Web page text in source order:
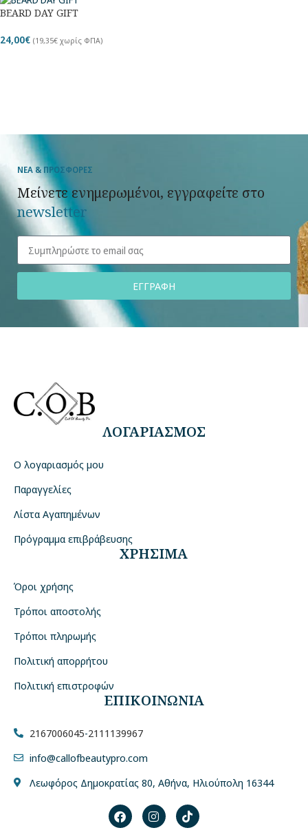
BEARD DAY GIFT
24,00€ (19,35€ χωρίς ΦΠΑ)
ΝΕΑ & ΠΡΟΣΦΟΡΕΣ
Μείνετε ενημερωμένοι, εγγραφείτε στο
newsletter
ΕΓΓΡΑΦΗ
ΛΟΓΑΡΙΑΣΜΟΣ
Ο λογαριασμός μου
Παραγγελίες
Λίστα Αγαπημένων
Πρόγραμμα επιβράβευσης
ΧΡΗΣΙΜΑ
Όροι χρήσης
Τρόποι αποστολής
Τρόποι πληρωμής
Πολιτική απορρήτου
Πολιτική επιστροφών
ΕΠΙΚΟΙΝΩΝΙΑ
2167006045-2111139967
info@callofbeautypro.com
Λεωφόρος Δημοκρατίας 80, Αθήνα, Ηλιούπολη 16344